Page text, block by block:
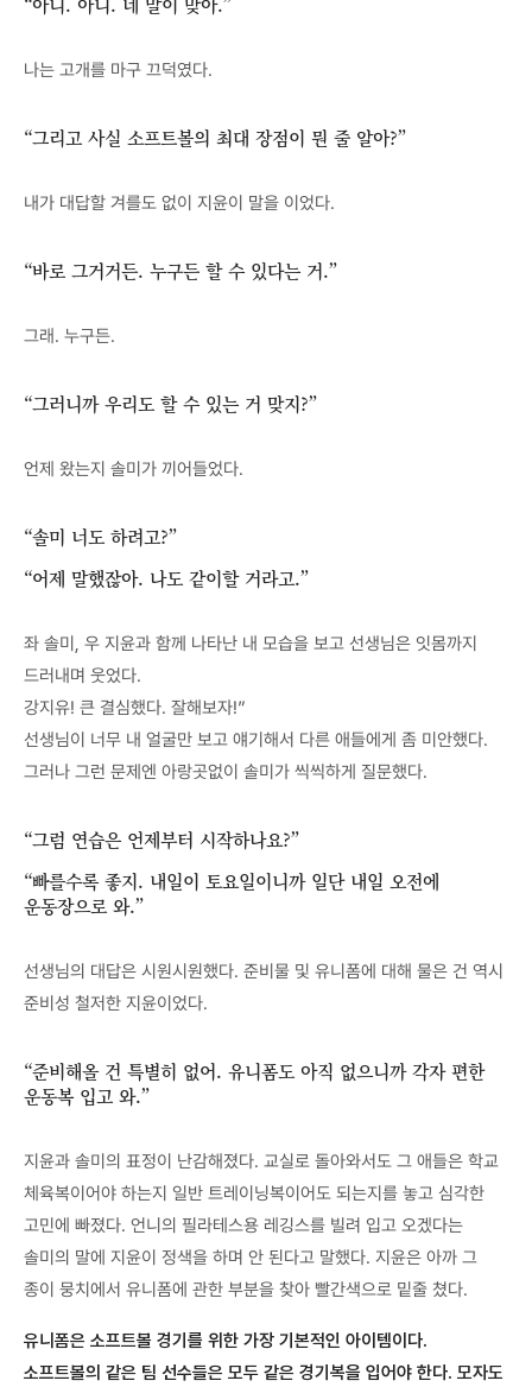
나는 고개를 마구 끄덕였다.
“그리고 사실 소프트볼의 최대 장점이 뭔 줄 알아?”
내가 대답할 겨를도 없이 지윤이 말을 이었다.
“바로 그거거든. 누구든 할 수 있다는 거.”
그래. 누구든.
“그러니까 우리도 할 수 있는 거 맞지?”
언제 왔는지 솔미가 끼어들었다.
“솔미 너도 하려고?”
“어제 말했잖아. 나도 같이할 거라고.”
좌 솔미, 우 지윤과 함께 나타난 내 모습을 보고 선생님은 잇몸까지
드러내며 웃었다.
강지유! 큰 결심했다. 잘해보자!”
선생님이 너무 내 얼굴만 보고 얘기해서 다른 애들에게 좀 미안했다.
그러나 그런 문제엔 아랑곳없이 솔미가 씩씩하게 질문했다.
“그럼 연습은 언제부터 시작하나요?”
“빠를수록 좋지. 내일이 토요일이니까 일단 내일 오전에
운동장으로 와.”
선생님의 대답은 시원시원했다. 준비물 및 유니폼에 대해 물은 건 역시
준비성 철저한 지윤이었다.
“준비해올 건 특별히 없어. 유니폼도 아직 없으니까 각자 편한
운동복 입고 와.”
지윤과 솔미의 표정이 난감해졌다. 교실로 돌아와서도 그 애들은 학교
체육복이어야 하는지 일반 트레이닝복이어도 되는지를 놓고 심각한
고민에 빠졌다. 언니의 필라테스용 레깅스를 빌려 입고 오겠다는
솔미의 말에 지윤이 정색을 하며 안 된다고 말했다. 지윤은 아까 그
종이 뭉치에서 유니폼에 관한 부분을 찾아 빨간색으로 밑줄 쳤다.
유니폼은 소프트볼 경기를 위한 가장 기본적인 아이템이다.
소프트볼의 같은 팀 선수들은 모두 같은 경기복을 입어야 한다. 모자도